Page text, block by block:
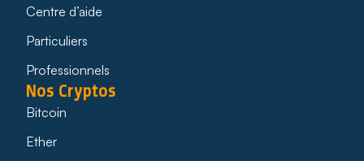
Centre d’aide
Particuliers
Professionnels
Nos Cryptos
Bitcoin
Ether